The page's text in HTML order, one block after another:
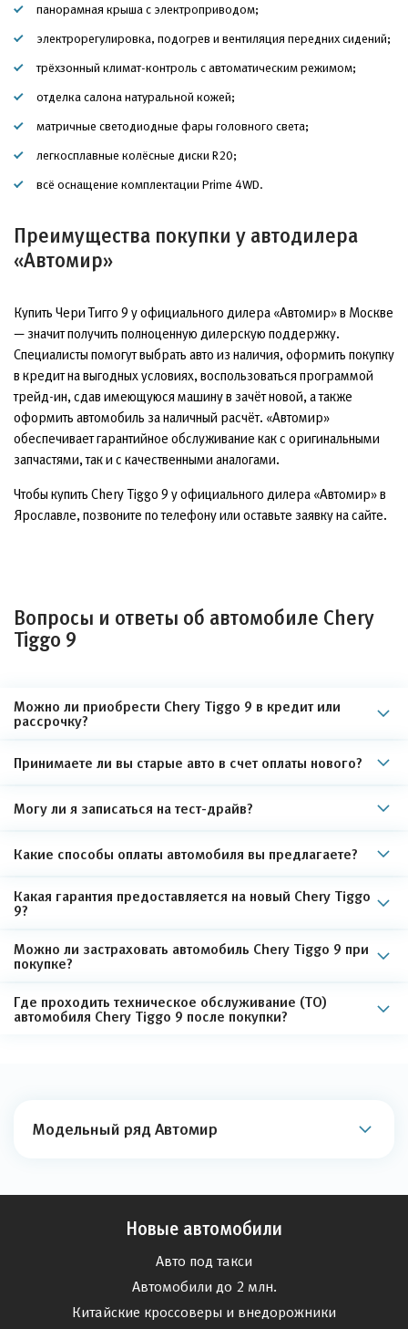
панорамная крыша с электроприводом;
электрорегулировка, подогрев и вентиляция передних сидений;
трёхзонный климат-контроль с автоматическим режимом;
отделка салона натуральной кожей;
матричные светодиодные фары головного света;
легкосплавные колёсные диски R20;
всё оснащение комплектации Prime 4WD.
Преимущества покупки у автодилера
«Автомир»
Купить Чери Тигго 9 у официального дилера «Автомир» в Москве
— значит получить полноценную дилерскую поддержку.
Специалисты помогут выбрать авто из наличия, оформить покупку
в кредит на выгодных условиях, воспользоваться программой
трейд-ин, сдав имеющуюся машину в зачёт новой, а также
оформить автомобиль за наличный расчёт. «Автомир»
обеспечивает гарантийное обслуживание как с оригинальными
запчастями, так и с качественными аналогами.
Чтобы купить Chery Tiggo 9 у официального дилера «Автомир» в
Ярославле, позвоните по телефону или оставьте заявку на сайте.
Вопросы и ответы об автомобиле Chery
Tiggo 9
Можно ли приобрести Chery Tiggo 9 в кредит или
рассрочку?
Принимаете ли вы старые авто в счет оплаты нового?
Могу ли я записаться на тест-драйв?
Какие способы оплаты автомобиля вы предлагаете?
Какая гарантия предоставляется на новый Chery Tiggo
9?
Можно ли застраховать автомобиль Chery Tiggo 9 при
покупке?
Где проходить техническое обслуживание (ТО)
автомобиля Chery Tiggo 9 после покупки?
Модельный ряд Автомир
Новые автомобили
Авто под такси
Автомобили до 2 млн.
Китайские кроссоверы и внедорожники